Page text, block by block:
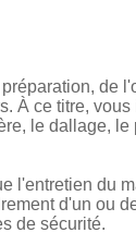
de
À ce titre,
le dallage,
l'entretien du
d'un ou
de sécurité.